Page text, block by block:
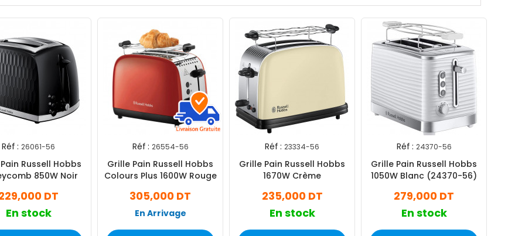
Réf : 26061-56
Russell Hobbs
850W Noir
DT
En stock
Réf : 26554-56
Grille Pain Russell Hobbs
Colours Plus 1600W Rouge
305,000 DT
En Arrivage
Réf : 23334-56
Grille Pain Russell Hobbs
1670W Crème
235,000 DT
En stock
Réf : 24370-56
Grille Pain Russell Hobbs
1050W Blanc (24370-56)
279,000 DT
En stock